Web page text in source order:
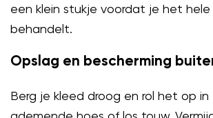
een klein stukje voordat je het hele
behandelt.
Opslag en bescherming
Berg je kleed droog en rol het op in